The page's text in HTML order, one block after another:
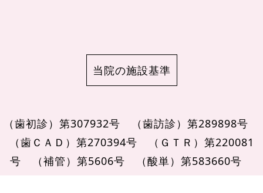
当院の施設基準
（歯初診）第307932号
（歯訪診）第289898号
（歯ＣＡＤ）第270394号
（ＧＴＲ）第220081
号
（補管）第5606号 （酸単）第583660号